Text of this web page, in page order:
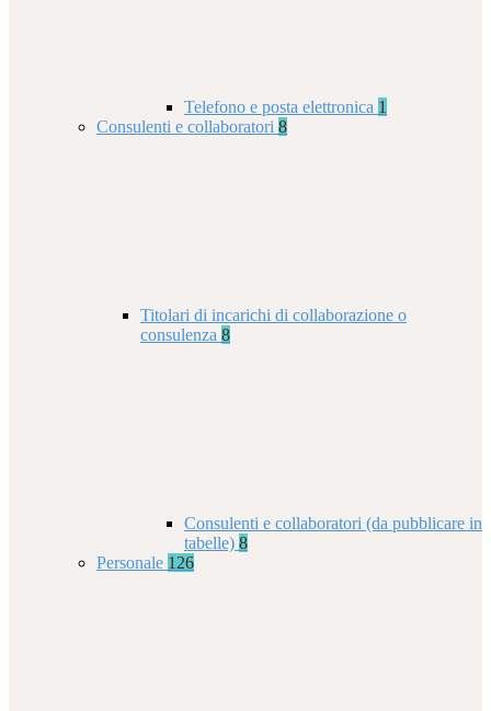
Telefono e posta elettronica 1
Consulenti e collaboratori 8
Titolari di incarichi di collaborazione o
consulenza 8
Consulenti e collaboratori (da pubblicare in
tabelle) 8
Personale 126